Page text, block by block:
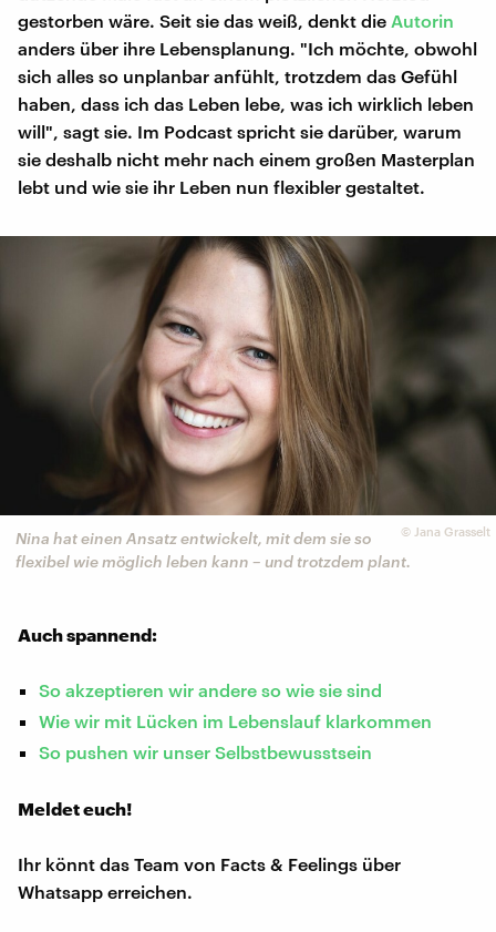
gestorben wäre. Seit sie das weiß, denkt die Autorin
anders über ihre Lebensplanung. "Ich möchte, obwohl
sich alles so unplanbar anfühlt, trotzdem das Gefühl
haben, dass ich das Leben lebe, was ich wirklich leben
will", sagt sie. Im Podcast spricht sie darüber, warum
sie deshalb nicht mehr nach einem großen Masterplan
lebt und wie sie ihr Leben nun flexibler gestaltet.
© Jana Grasselt
Nina hat einen Ansatz entwickelt, mit dem sie so
flexibel wie möglich leben kann – und trotzdem plant.
Auch spannend:
So akzeptieren wir andere so wie sie sind
Wie wir mit Lücken im Lebenslauf klarkommen
So pushen wir unser Selbstbewusstsein
Meldet euch!
Ihr könnt das Team von Facts & Feelings über
Whatsapp erreichen.